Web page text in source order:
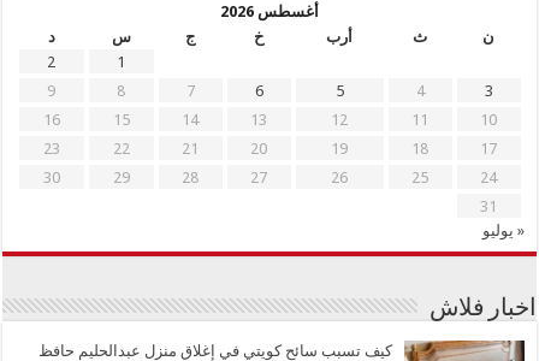
أغسطس 2026
ن
ث أرب خ ج س
د
1
2
3
4
5
6
7
8
9
10
11
12
13
14
15
16
17
18
19
20
21
22
23
24
25
26
27
28
29
30
31
« يوليو
اخبار فلاش
كيف تسبب سائح كويتي في إغلاق منزل عبدالحليم حافظ